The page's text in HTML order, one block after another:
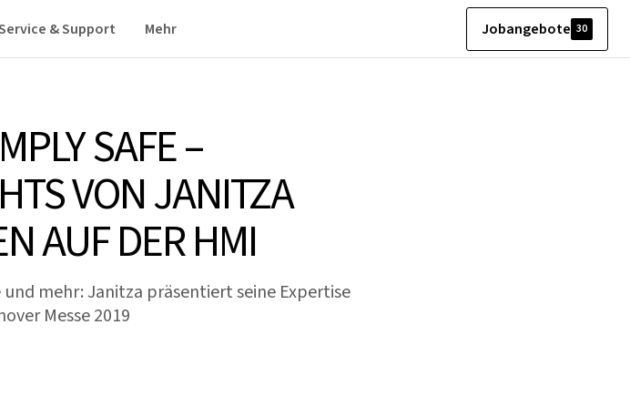
& Support Mehr Jobangebote 30
SAFE –
VON JANITZA
AUF DER HMI
mehr: Janitza präsentiert seine Expertise
Messe 2019